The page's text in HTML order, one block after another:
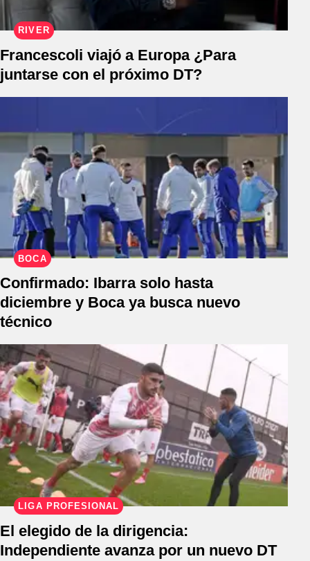
RIVER
Francescoli viajó a Europa ¿Para
juntarse con el próximo DT?
BOCA
Confirmado: Ibarra solo hasta
diciembre y Boca ya busca nuevo
técnico
LIGA PROFESIONAL
El elegido de la dirigencia:
Independiente avanza por un nuevo DT